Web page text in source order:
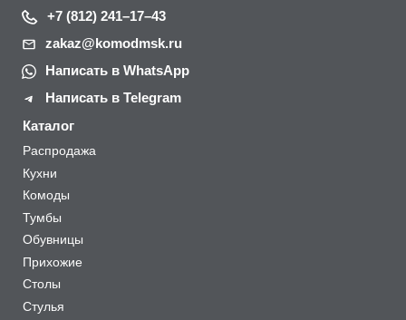
+7 (812) 241–17–43
zakaz@komodmsk.ru
Написать в WhatsApp
Написать в Telegram
Каталог
Распродажа
Кухни
Комоды
Тумбы
Обувницы
Прихожие
Столы
Стулья